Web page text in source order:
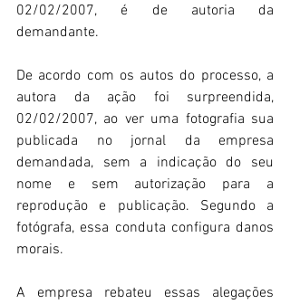
02/02/2007, é de autoria da
demandante.
De acordo com os autos do processo, a
autora da ação foi surpreendida,
02/02/2007, ao ver uma fotografia sua
publicada no jornal da empresa
demandada, sem a indicação do seu
nome e sem autorização para a
reprodução e publicação. Segundo a
fotógrafa, essa conduta configura danos
morais.
A empresa rebateu essas alegações